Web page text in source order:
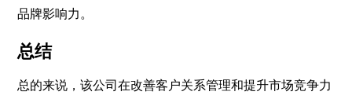
品牌影响力。
总结
总的来说，该公司在改善客户关系管理和提升市场竞争力